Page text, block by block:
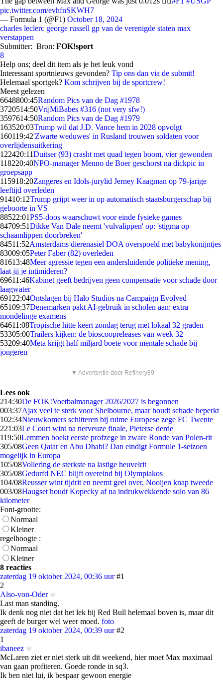
pic.twitter.com/evhfnSKWH7
— Formula 1 (@F1) October 18, 2024
charles leclerc george russell gp van de verenigde staten max
verstappen
Submitter: Bron: FOK!sport
8
Help ons; deel dit item als je het leuk vond
Interessant sportnieuws gevonden? Tip ons dan via de submit!
Helemaal sportgek? Kom schrijven bij de sportcrew!
Meest gelezen
6648800:45Random Pics van de Dag #1978
3720514:50VrijMiBabes #316 (not very sfw!)
3597614:50Random Pics van de Dag #1979
163520:03Trump wil dat J.D. Vance hem in 2028 opvolgt
160119:42'Zwarte weduwes' in Rusland trouwen soldaten voor
overlijdensuitkering
122420:11Duitser (93) crasht met quad tegen boom, vier gewonden
118220:40NPO-manager Menno de Boer geschorst na dickpic in
groepsapp
115918:20Zangeres en Idols-jurylid Jerney Kaagman op 79-jarige
leeftijd overleden
91410:12Trump grijpt weer in op automatisch staatsburgerschap bij
geboorte in VS
88522:01PS5-doos waarschuwt voor einde fysieke games
84709:51Dikke Van Dale neemt 'vulvalippen' op: 'stigma op
schaamlippen doorbreken'
84511:52Amsterdams dierenasiel DOA overspoeld met babykonijntjes
83009:05Peter Faber (82) overleden
81613:48Meer agressie tegen een andersluidende politieke mening,
laat jij je intimideren?
69611:46Kabinet geeft bedrijven geen compensatie voor schade door
laagwater
691 22:04Ontslagen bij Halo Studios na Campaign Evolved
65109:37Denemarken pakt AI-gebruik in scholen aan: extra
mondelinge examens
64611:08Tropische hitte keert zondag terug met lokaal 32 graden
53305:00Trailers kijken: de bioscoopreleases van week 32
53209:40Meta krijgt half miljard boete voor mentale schade bij
jongeren
▼ Advertentie door Refinery89
Lees ook
214:30De FOK!Voetbalmanager 2026/2027 is begonnen
003:37Ajax veel te sterk voor Shelbourne, maar houdt schade beperkt
102:34Nieuwkomers schitteren bij ruime Europese zege FC Twente
221:03Le Court wint na nerveuze finale, Pieterse derde
119:50Lemmen boekt eerste profzege in zware Ronde van Polen-rit
305/08Geen Qatar en Abu Dhabi? Dan eindigt Formule 1-seizoen
mogelijk in Europa
105/08Vollering de sterkste na lastige heuvelrit
305/08Gedurfd NEC blijft overeind bij Olympiakos
104/08Reusser wint tijdrit en neemt geel over, Nooijen knap tweede
003/08Haugset houdt Kopecky af na indrukwekkende solo van 86
kilometer
Font-grootte:
Normaal
Kleiner
regelhoogte :
Normaal
Kleiner
8 reacties
zaterdag 19 oktober 2024, 00:36 uur #1
2
Also-von-Oder
Last man standing.
Ik denk nog niet dat het lek bij Red Bull helemaal boven is, maar dit
geeft de burger wel weer moed. foto
zaterdag 19 oktober 2024, 00:39 uur #2
1
ibaneez
McLaren ziet er niet sterk uit dit weekend, hier moet Max maximaal
van gaan profiteren. Goede ronde in sq3.
Ik ben niet lui, ik bespaar gewoon energie